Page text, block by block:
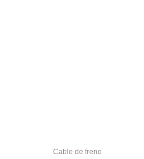
Cable de freno